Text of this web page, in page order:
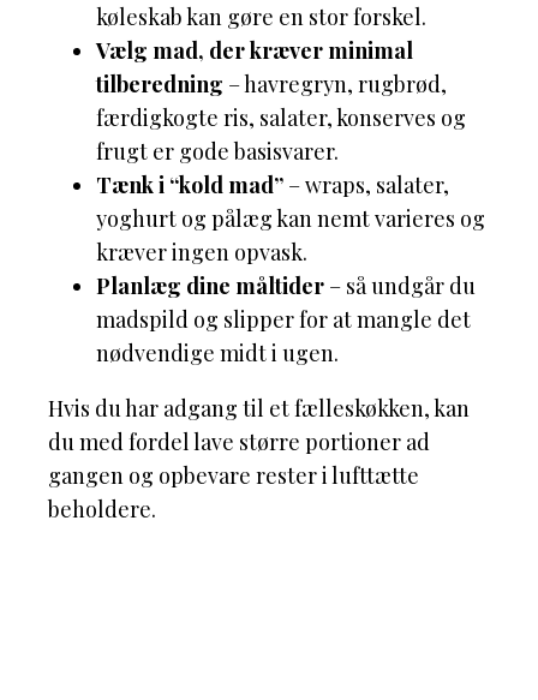
køleskab kan gøre en stor forskel.
Vælg mad, der kræver minimal
tilberedning – havregryn, rugbrød,
færdigkogte ris, salater, konserves og
frugt er gode basisvarer.
Tænk i “kold mad” – wraps, salater,
yoghurt og pålæg kan nemt varieres og
kræver ingen opvask.
Planlæg dine måltider – så undgår du
madspild og slipper for at mangle det
nødvendige midt i ugen.
Hvis du har adgang til et fælleskøkken, kan
du med fordel lave større portioner ad
gangen og opbevare rester i lufttætte
beholdere.